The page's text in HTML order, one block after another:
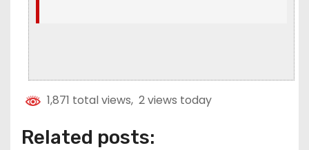
1,871 total views, 2 views today
Related posts: